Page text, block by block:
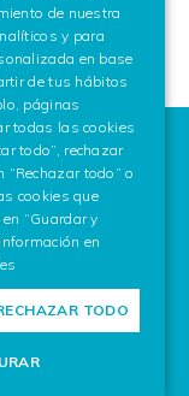
ENGLISH
de nuestra
y para
en base
de tus hábitos
páginas
todas las cookies
todo”, rechazar
todo” o
cookies que
“Guardar y
en
TODO